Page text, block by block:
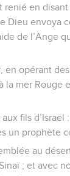
renié en disant
Dieu envoya
de l’Ange
en opérant
la mer Rouge
fils d’Israël
un prophète
au
; et avec